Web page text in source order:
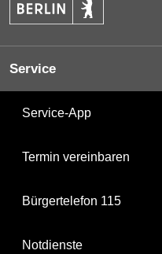
Service
Service-App
Termin vereinbaren
Bürgertelefon 115
Notdienste